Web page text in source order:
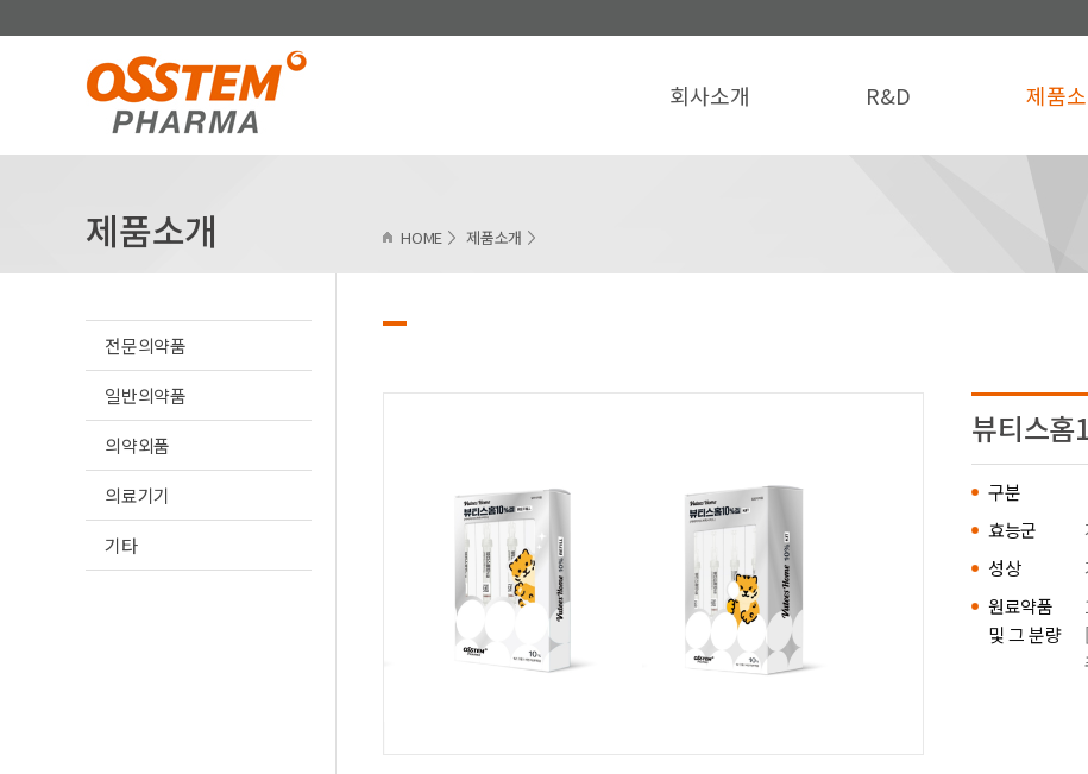
회사소개 R&D 제품
HOME 제품소개
제품소개
전문의약품
일반의약품
의약외품
의료기기
기타
뷰티스홈
구분
효능군
성상
원료약품
및 그 분량